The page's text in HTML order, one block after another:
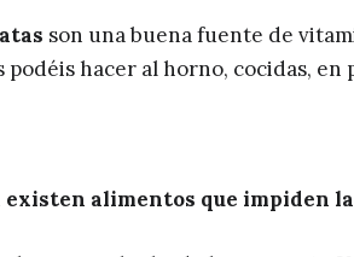
son una buena fuente de
podéis hacer al horno, cocidas, en
existen alimentos que impiden